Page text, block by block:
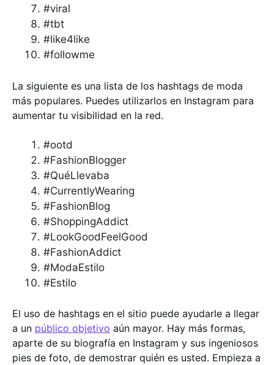
#viral
#tbt
#like4like
#followme
La siguiente es una lista de los hashtags de moda
más populares. Puedes utilizarlos en Instagram para
aumentar tu visibilidad en la red.
#ootd
#FashionBlogger
#QuéLlevaba
#CurrentlyWearing
#FashionBlog
#ShoppingAddict
#LookGoodFeelGood
#FashionAddict
#ModaEstilo
#Estilo
El uso de hashtags en el sitio puede ayudarle a llegar
a un público objetivo aún mayor. Hay más formas,
aparte de su biografía en Instagram y sus ingeniosos
pies de foto, de demostrar quién es usted. Empieza a